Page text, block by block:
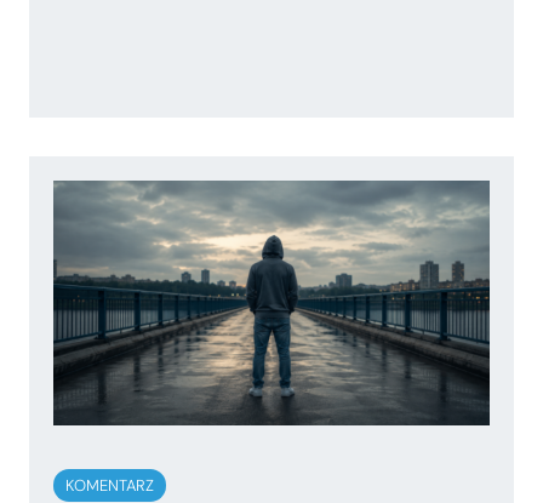
KOMENTARZ